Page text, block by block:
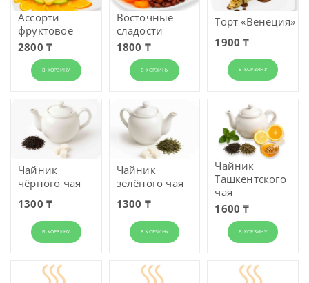
Ассорти
фруктовое
2800 ₸
В КОРЗИНУ
Восточные
сладости
1800 ₸
В КОРЗИНУ
Торт «Венеция»
1900 ₸
В КОРЗИНУ
Чайник
чёрного чая
1300 ₸
В КОРЗИНУ
Чайник
зелёного чая
1300 ₸
В КОРЗИНУ
Чайник
Ташкент­ского
чая
1600 ₸
В КОРЗИНУ